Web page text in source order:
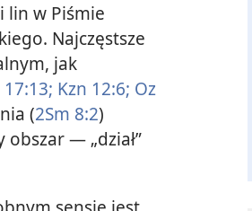
lin w Piśmie
Najczęstsze
jak
17:13; Kzn 12:6; Oz
(2Sm 8:2)
— „dział”